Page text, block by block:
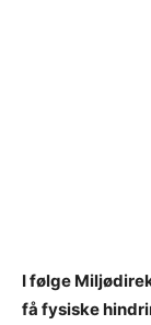
I følge
få fysiske